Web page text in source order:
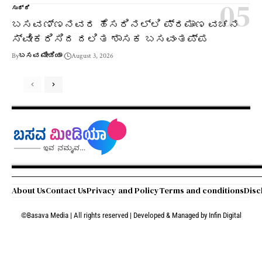
ಸುದ್ದಿ
ಬಸವಣ್ಣನವರ ಹೆಸರಿನಲ್ಲಿ ಪ್ರಮಾಣ ವಚನ
ಸ್ವೀಕರಿಸಿದ ದಲಿತ ಶಾಸಕ ಬಸವಂತಪ್ಪ
Byಬಸವ ಮೀಡಿಯಾ August 3, 2026
About UsContact UsPrivacy and PolicyTerms and conditions
©Basava Media | All rights reserved | Developed & Managed by Infin Digital